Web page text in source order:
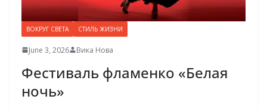
ВОКРУГ СВЕТА СТИЛЬ ЖИЗНИ
June 3, 2026 Вика Нова
Фестиваль фламенко «Белая
ночь»